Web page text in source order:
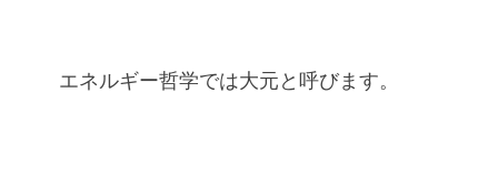
エネルギー哲学では大元と呼びます。